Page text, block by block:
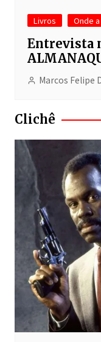
Livros Onde
Entrevista
Marcos Felipe
Clichê